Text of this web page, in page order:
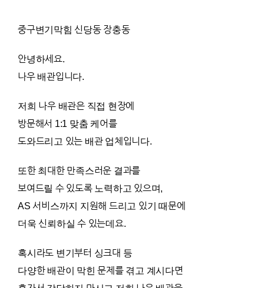
중구변기막힘 신당동 장충동
안녕하세요.
나우 배관입니다.
저희 나우 배관은 직접 현장에
방문해서 1:1 맞춤 케어를
도와드리고 있는 배관 업체입니다.
또한 최대한 만족스러운 결과를
보여드릴 수 있도록 노력하고 있으며,
AS 서비스까지 지원해 드리고 있기 때문에
더욱 신뢰하실 수 있는데요.
혹시라도 변기부터 싱크대 등
다양한 배관이 막힌 문제를 겪고 계시다면